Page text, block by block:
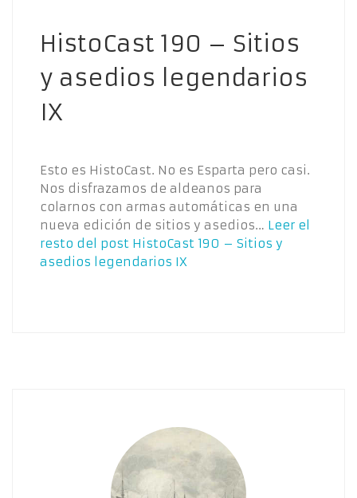
HistoCast 190 – Sitios
y asedios legendarios
IX
Esto es HistoCast. No es Esparta pero casi.
Nos disfrazamos de aldeanos para
colarnos con armas automáticas en una
nueva edición de sitios y asedios… Leer el
resto del post HistoCast 190 – Sitios y
asedios legendarios IX